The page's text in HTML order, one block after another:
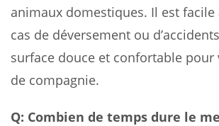
animaux domestiques. Il est facile
cas de déversement ou
surface douce et confortable pour
de compagnie.
Q: Combien de temps dure le